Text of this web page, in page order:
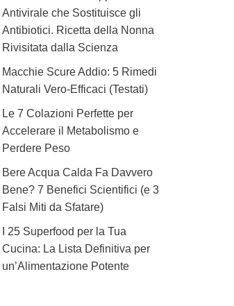
Antivirale che Sostituisce gli
Antibiotici. Ricetta della Nonna
Rivisitata dalla Scienza
Macchie Scure Addio: 5 Rimedi
Naturali Vero-Efficaci (Testati)
Le 7 Colazioni Perfette per
Accelerare il Metabolismo e
Perdere Peso
Bere Acqua Calda Fa Davvero
Bene? 7 Benefici Scientifici (e 3
Falsi Miti da Sfatare)
I 25 Superfood per la Tua
Cucina: La Lista Definitiva per
un’Alimentazione Potente